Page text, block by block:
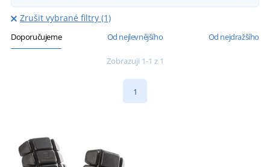
Zrušit vybrané filtry (1)
Doporučujeme Od nejlevnějšího Od nejdražšího
Zobrazuji 1-1 z 1
1